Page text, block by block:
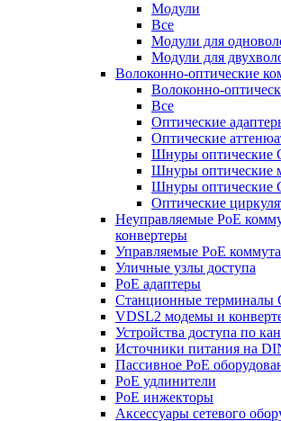
Модули
Все
Модули для
Модули для
Волоконно-оптические
Волоконно-
Все
Оптические
Оптические
Шнуры оптические
Шнуры оптические
Шнуры оптические
Оптические
Неуправляемые PoE
конвертеры
Управляемые PoE
Уличные узлы доступа
PoE адаптеры
Станционные терминалы
VDSL2 модемы и
Устройства доступа по
Источники питания на
Пассивное PoE
PoE удлинители
PoE инжекторы
Аксессуары сетевого